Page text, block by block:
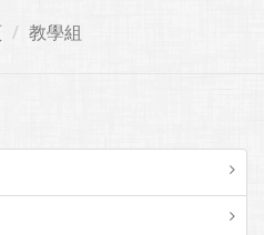
教學組